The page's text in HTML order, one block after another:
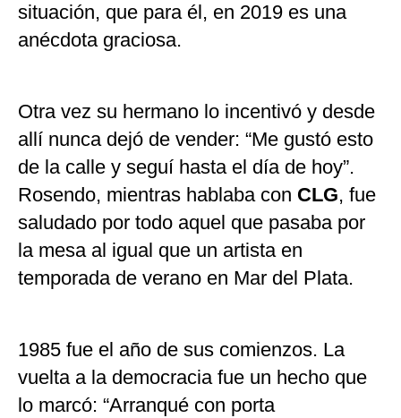
situación, que para él, en 2019 es una
anécdota graciosa.
Otra vez su hermano lo incentivó y desde
allí nunca dejó de vender: “Me gustó esto
de la calle y seguí hasta el día de hoy”.
Rosendo, mientras hablaba con CLG, fue
saludado por todo aquel que pasaba por
la mesa al igual que un artista en
temporada de verano en Mar del Plata.
1985 fue el año de sus comienzos. La
vuelta a la democracia fue un hecho que
lo marcó: “Arranqué con porta